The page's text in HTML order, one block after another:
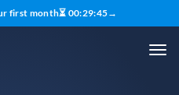
first month⏳ 00:29:44→